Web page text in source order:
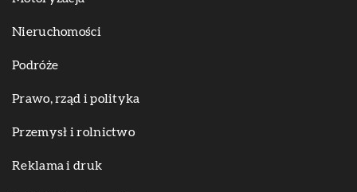
Nieruchomości
Podróże
Prawo, rząd i polityka
Przemysł i rolnictwo
Reklama i druk